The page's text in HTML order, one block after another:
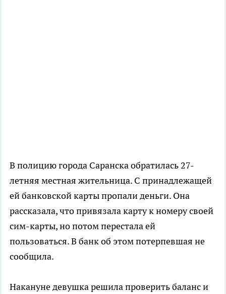
В полицию города Саранска обратилась 27-
летняя местная жительница. С принадлежащей
ей банковской карты пропали деньги. Она
рассказала, что привязала карту к номеру своей
сим-карты, но потом перестала ей
пользоваться. В банк об этом потерпевшая не
сообщила.
Накануне девушка решила проверить баланс и